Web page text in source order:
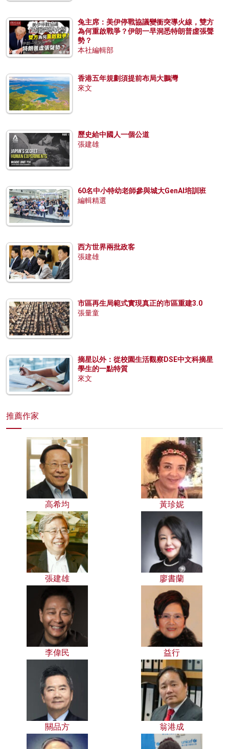
兔主席：美伊停戰協議變衝突導火線，雙方
為何重啟戰爭？伊朗一早洞悉特朗普虛張聲
勢？
本社編輯部
香港五年規劃須提前布局大鵬灣
來文
歷史給中國人一個公道
張建雄
60名中小特幼老師參與城大GenAI培訓班
編輯精選
西方世界兩批政客
張建雄
市區再生局範式實現真正的市區重建3.0
張量童
摘星以外：從校園生活觀察DSE中文科摘星
學生的一點特質
來文
推薦作家
高希均 黃珍妮
張建雄 廖書蘭
李偉民 益行
關品方 翁港成